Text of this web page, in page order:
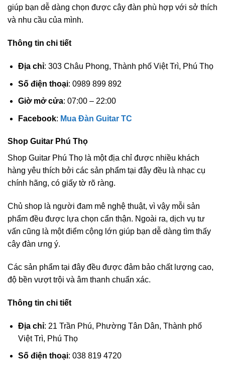
giúp bạn dễ dàng chọn được cây đàn phù hợp với sở thích
và nhu cầu của mình.
Thông tin chi tiết
Địa chỉ: 303 Châu Phong, Thành phố Việt Trì, Phú Thọ
Số điện thoại: 0989 899 892
Giờ mở cửa: 07:00 – 22:00
Facebook: Mua Đàn Guitar TC
Shop Guitar Phú Thọ
Shop Guitar Phú Thọ là một địa chỉ được nhiều khách
hàng yêu thích bởi các sản phẩm tại đây đều là nhạc cụ
chính hãng, có giấy tờ rõ ràng.
Chủ shop là người đam mê nghệ thuật, vì vậy mỗi sản
phẩm đều được lựa chọn cẩn thận. Ngoài ra, dịch vụ tư
vấn cũng là một điểm cộng lớn giúp bạn dễ dàng tìm thấy
cây đàn ưng ý.
Các sản phẩm tại đây đều được đảm bảo chất lượng cao,
độ bền vượt trội và âm thanh chuẩn xác.
Thông tin chi tiết
Địa chỉ: 21 Trần Phú, Phường Tân Dân, Thành phố
Việt Trì, Phú Thọ
Số điện thoại: 038 819 4720